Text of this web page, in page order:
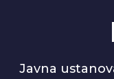
Javna